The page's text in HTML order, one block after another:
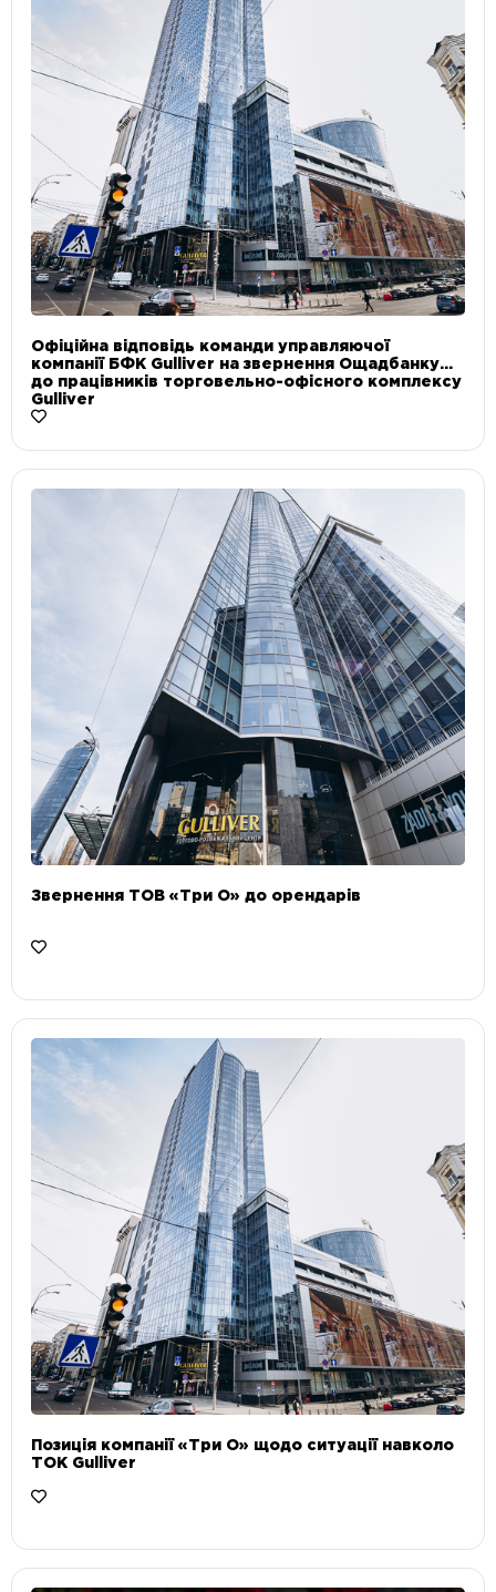
Офіційна відповідь команди управляючої
компанії БФК Gulliver на звернення Ощадбанку
до працівників торговельно-офісного комплексу
Gulliver
Звернення ТОВ «Три О» до орендарів
Позиція компанії «Три О» щодо ситуації навколо
ТОК Gulliver